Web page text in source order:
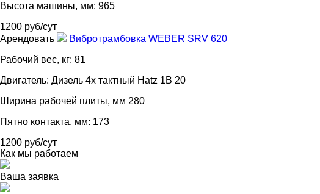
Высота машины, мм: 965
1200 руб/сут
Арендовать
Вибротрамбовка WEBER SRV 620
Рабочий вес, кг: 81
Двигатель: Дизель 4х тактный Hatz 1B 20
Ширина рабочей плиты, мм 280
Пятно контакта, мм: 173
1200 руб/сут
Как мы работаем
Ваша заявка